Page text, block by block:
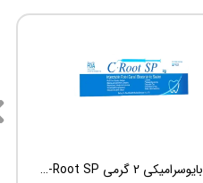
سیلر بایوسرامیکی 2 گرمی Root Dental Medical C-Root SP